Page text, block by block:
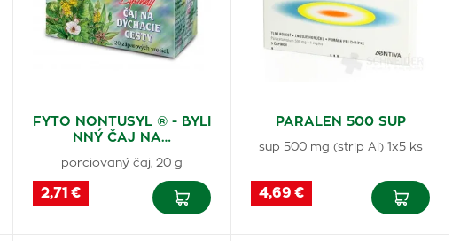
FYTO NONTUSYL ® - BYLI
NNÝ ČAJ NA…
porciovaný čaj, 20 g
2,71 €
PARALEN 500 SUP
sup 500 mg (strip Al) 1x5 ks
4,69 €